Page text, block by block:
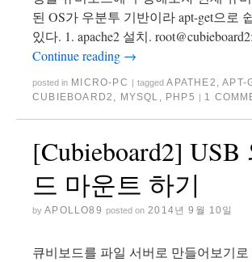
된 OS가 우분투 기반이라 apt-get으로
있다. 1. apache2 설치.
Continue reading →
posted in MICRO-PC | tagged APATHE2 ,APT-
CUBIEBOARD2 , MYSQL , PHP5 | 1
[Cubieboard2]
드 마운트 하기
by APOLLO89 posted on 2014년 9월 10일
큐비보드를 파일 서버로 만들어보기로